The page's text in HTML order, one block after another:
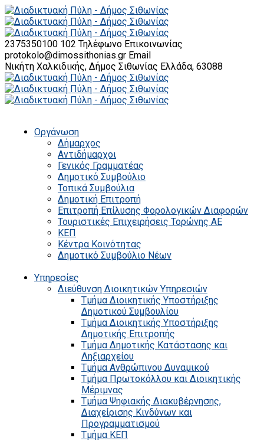
2375350100 102 Τηλέφωνο Επικοινωνίας
protokolo@dimossithonias.gr Email
Νικήτη Χαλκιδικής, Δήμος Σιθωνίας Ελλάδα, 63088
Οργάνωση
Δήμαρχος
Αντιδήμαρχοι
Γενικός Γραμματέας
Δημοτικό Συμβούλιο
Τοπικά Συμβούλια
Δημοτική Επιτροπή
Επιτροπή Επίλυσης Φορολογικών Διαφορών
Τουριστικές Επιχειρήσεις Τορώνης ΑΕ
ΚΕΠ
Κέντρα Κοινότητας
Δημοτικό Συμβούλιο Νέων
Υπηρεσίες
Διεύθυνση Διοικητικών Υπηρεσιών
Τμήμα Διοικητικής Υποστήριξης
Δημοτικού Συμβουλίου
Τμήμα Διοικητικής Υποστήριξης
Δημοτικής Επιτροπής
Τμήμα Δημοτικής Κατάστασης και
Ληξιαρχείου
Τμήμα Ανθρώπινου Δυναμικού
Τμήμα Πρωτοκόλλου και Διοικητικής
Μέριμνας
Τμήμα Ψηφιακής Διακυβέρνησης,
Διαχείρισης Κινδύνων και
Προγραμματισμού
Τμήμα ΚΕΠ